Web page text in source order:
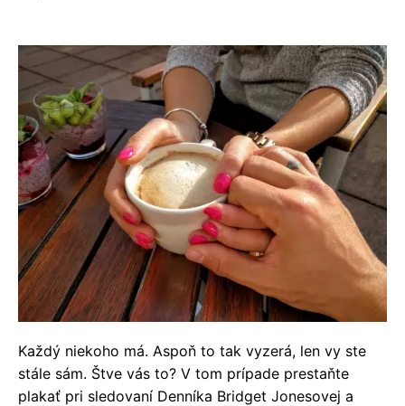
Každý niekoho má. Aspoň to tak vyzerá, len vy ste
stále sám. Štve vás to? V tom prípade prestaňte
plakať pri sledovaní Denníka Bridget Jonesovej a